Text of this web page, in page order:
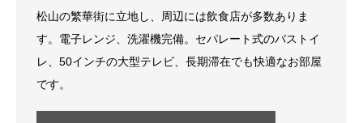
松山の繁華街に立地し、周辺には飲食店が多数ありま
す。電子レンジ、洗濯機完備。セパレート式のバストイ
レ、50インチの大型テレビ、長期滞在でも快適なお部屋
です。